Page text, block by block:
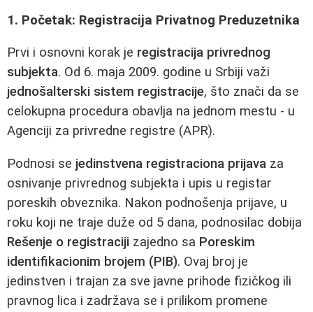
1. Početak: Registracija Privatnog Preduzetnika
Prvi i osnovni korak je registracija privrednog
subjekta. Od 6. maja 2009. godine u Srbiji važi
jednošalterski sistem registracije, što znači da se
celokupna procedura obavlja na jednom mestu - u
Agenciji za privredne registre (APR).
Podnosi se jedinstvena registraciona prijava za
osnivanje privrednog subjekta i upis u registar
poreskih obveznika. Nakon podnošenja prijave, u
roku koji ne traje duže od 5 dana, podnosilac dobija
Rešenje o registraciji zajedno sa Poreskim
identifikacionim brojem (PIB). Ovaj broj je
jedinstven i trajan za sve javne prihode fizičkog ili
pravnog lica i zadržava se i prilikom promene